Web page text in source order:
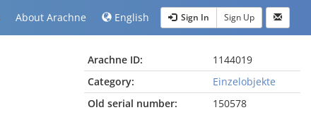
About Arachne English Sign In Sign Up
Arachne ID:
1144019
Category:
Einzelobjekte
Old serial number:
150578